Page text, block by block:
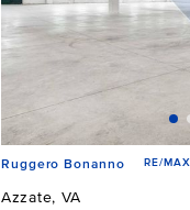
Ruggero Bonanno RE/
Azzate, VA